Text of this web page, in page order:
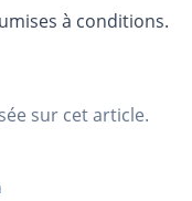
à conditions.
sur cet article.